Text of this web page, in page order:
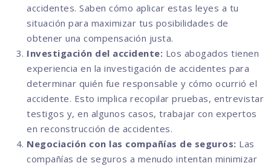
accidentes. Saben cómo aplicar estas leyes a tu
situación para maximizar tus posibilidades de
obtener una compensación justa.
Investigación del accidente: Los abogados tienen
experiencia en la investigación de accidentes para
determinar quién fue responsable y cómo ocurrió el
accidente. Esto implica recopilar pruebas, entrevistar
testigos y, en algunos casos, trabajar con expertos
en reconstrucción de accidentes.
Negociación con las compañías de seguros: Las
compañías de seguros a menudo intentan minimizar